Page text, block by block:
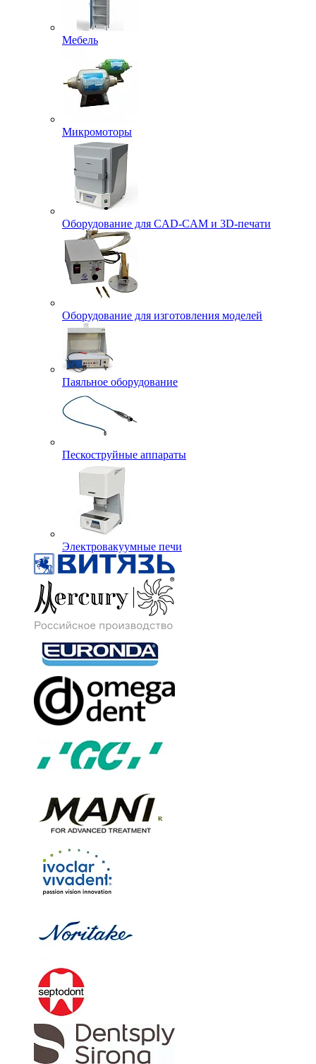
Мебель
Микромоторы
Оборудование для CAD-CAM и 3D-печати
Оборудование для изготовления моделей
Паяльное оборудование
Пескоструйные аппараты
Электровакуумные печи